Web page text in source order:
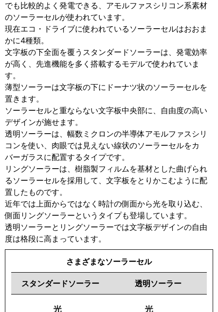
でも比較的よく発電できる、アモルファスシリコン系素材
のソーラーセルが使われています。
現在エコ・ドライブに使われているソーラーセルはおおま
かに4種類。
文字板の下全面を覆うスタンダードソーラーは、発電効率
が高く、先進機能を多く搭載するモデルで使われていま
す。
薄型ソーラーは文字板の下にドーナツ状のソーラーセルを
置きます。
ソーラーセルと重ならない文字板中央部に、自由度の高い
デザインが施せます。
透明ソーラーは、幅数ミクロンの半導体アモルファスシリ
コンを使い、肉眼では見えない線状のソーラーセルをカ
バーガラスに配置するタイプです。
リングソーラーは、樹脂製フィルムを基材とした曲げられ
るソーラーセルを採用して、文字板をとりかこむように配
置したものです。
近年では上面からではなく時計の側面から光を取り込む、
側面リングソーラーというタイプも登場しています。
透明ソーラーとリングソーラーでは文字板デザインの自由
度は格段に高まっています。
さまざまなソーラーセル
スタンダードソーラー 透明ソーラー